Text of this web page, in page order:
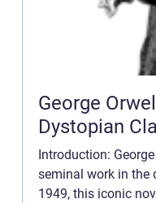
George
Dystopian
Introduction: George
seminal work in the
1949, this iconic